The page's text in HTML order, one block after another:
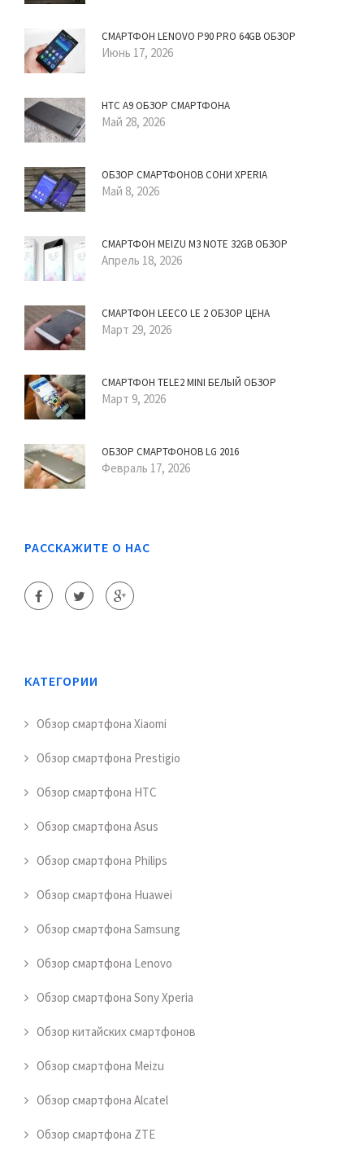
СМАРТФОН LENOVO P90 PRO 64GB ОБЗОР
Июнь 17, 2026
HTC A9 ОБЗОР СМАРТФОНА
Май 28, 2026
ОБЗОР СМАРТФОНОВ СОНИ XPERIA
Май 8, 2026
СМАРТФОН MEIZU M3 NOTE 32GB ОБЗОР
Апрель 18, 2026
СМАРТФОН LEECO LE 2 ОБЗОР ЦЕНА
Март 29, 2026
СМАРТФОН TELE2 MINI БЕЛЫЙ ОБЗОР
Март 9, 2026
ОБЗОР СМАРТФОНОВ LG 2016
Февраль 17, 2026
РАССКАЖИТЕ О НАС
КАТЕГОРИИ
Обзор смартфона Xiaomi
Обзор смартфона Prestigio
Обзор смартфона HTC
Обзор смартфона Asus
Обзор смартфона Philips
Обзор смартфона Huawei
Обзор смартфона Samsung
Обзор смартфона Lenovo
Обзор смартфона Sony Xperia
Обзор китайских смартфонов
Обзор смартфона Meizu
Обзор смартфона Alcatel
Обзор смартфона ZTE